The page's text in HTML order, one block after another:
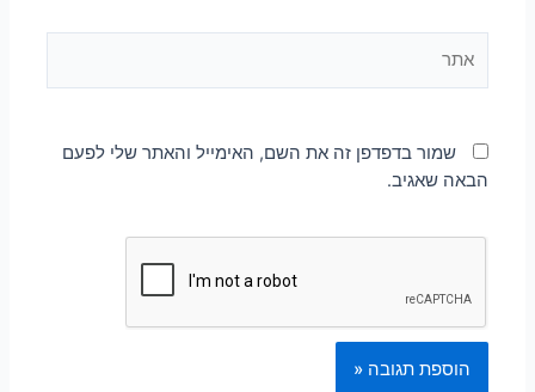
שמור בדפדפן זה את השם, האימייל והאתר שלי לפעם
הבאה שאגיב.